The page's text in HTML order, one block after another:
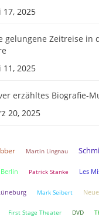
17, 2025
gelungene Zeitreise in
11, 2025
erzähltes Biografie-
20, 2025
Martin Lingnau
Berlin Patrick Stanke Les
Mark Seibert
First Stage Theater DVD